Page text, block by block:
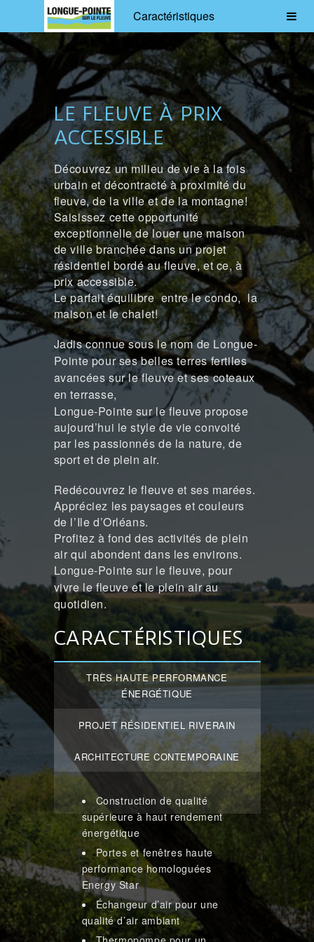
Caractéristiques
LE FLEUVE À PRIX
ACCESSIBLE
Découvrez un milieu de vie à la fois
urbain et décontracté à proximité du
fleuve, de la ville et de la montagne!
Saisissez cette opportunité
exceptionnelle de louer une maison
de ville branchée dans un projet
résidentiel bordé au fleuve, et ce, à
prix accessible.
Le parfait équilibre entre le condo, la
maison et le chalet!
Jadis connue sous le nom de Longue-
Pointe pour ses belles terres fertiles
avancées sur le fleuve et ses coteaux
en terrasse,
Longue-Pointe sur le fleuve propose
aujourd’hui le style de vie convoité
par les passionnés de la nature, de
sport et de plein air.
Redécouvrez le fleuve et ses marées.
Appréciez les paysages et couleurs
de l’Ile d’Orléans.
Profitez à fond des activités de plein
air qui abondent dans les environs.
Longue-Pointe sur le fleuve, pour
vivre le fleuve et le plein air au
quotidien.
CARACTÉRISTIQUES
TRÈS HAUTE PERFORMANCE
ÉNERGÉTIQUE
PROJET RÉSIDENTIEL RIVERAIN
ARCHITECTURE CONTEMPORAINE
Construction de qualité
supérieure à haut rendement
énergétique
Portes et fenêtres haute
performance homologuées
Energy Star
Échangeur d’air pour une
qualité d’air ambiant